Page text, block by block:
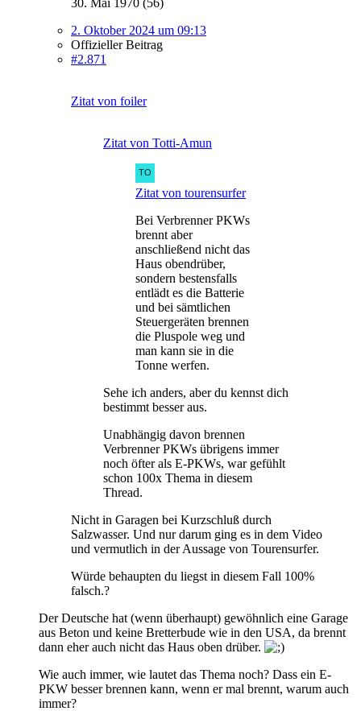
2. Oktober 2024 um 09:13
Offizieller Beitrag
#2.871
Zitat von foiler
Zitat von Totti-Amun
Zitat von tourensurfer
Bei Verbrenner PKWs
brennt aber
anschließend nicht das
Haus obendrüber,
sondern bestensfalls
entlädt es die Batterie
und bei sämtlichen
Steuergeräten brennen
die Pluspole weg und
man kann sie in die
Tonne werfen.
Sehe ich anders, aber du kennst dich
bestimmt besser aus.
Unabhängig davon brennen
Verbrenner PKWs übrigens immer
noch öfter als E-PKWs, war gefühlt
schon 100x Thema in diesem
Thread.
Nicht in Garagen bei Kurzschluß durch
Salzwasser. Und nur darum ging es in dem Video
und vermutlich in der Aussage von Tourensurfer.
Würde behaupten du liegst in diesem Fall 100%
falsch.?
Der Deutsche hat (wenn überhaupt) gewöhnlich eine Garage
aus Beton und keine Bretterbude wie in den USA, da brennt
dann eher auch nicht das Haus oben drüber.
Wie auch immer, wie lautet das Thema noch? Dass ein E-
PKW besser brennen kann, wenn er mal brennt, warum auch
immer?